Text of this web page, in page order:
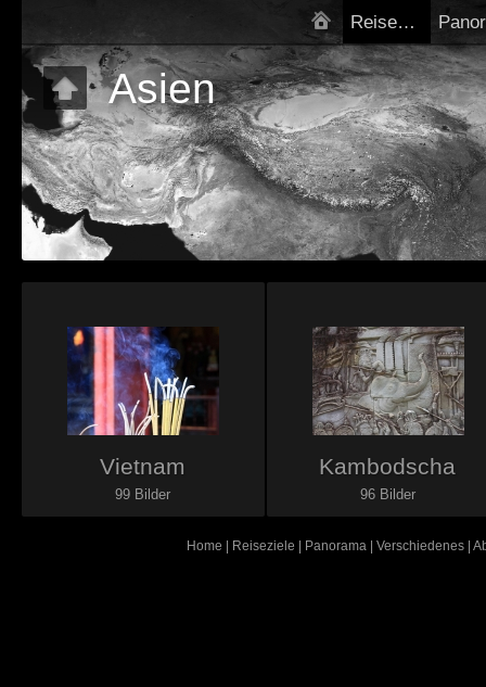
Reiseziele
Asien
Vietnam
99 Bilder
Kambodscha
96 Bilder
Home | Reiseziele | Panorama |Verschiedenes |